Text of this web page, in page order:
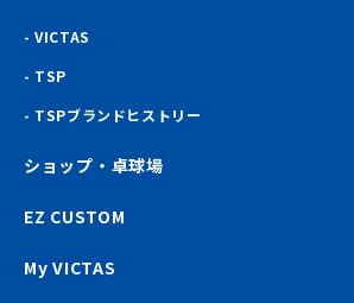
VICTAS
TSP
TSPブランドヒストリー
ショップ・卓球場
EZ CUSTOM
My VICTAS